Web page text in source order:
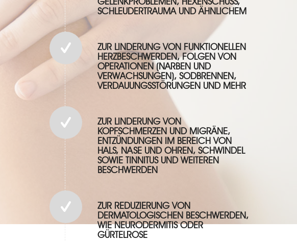
SCHLEUDERTRAUMA UND ÄHNLICHEM
ZUR LINDERUNG VON FUNKTIONELLEN
HERZBESCHWERDEN, FOLGEN VON
OPERATIONEN (NARBEN UND
VERWACHSUNGEN), SODBRENNEN,
VERDAUUNGSSTÖRUNGEN UND MEHR
ZUR LINDERUNG VON
KOPFSCHMERZEN UND MIGRÄNE,
ENTZÜNDUNGEN IM BEREICH VON
HALS, NASE UND OHREN, SCHWINDEL
SOWIE TINNITUS UND WEITEREN
BESCHWERDEN
ZUR REDUZIERUNG VON
DERMATOLOGISCHEN BESCHWERDEN,
WIE NEURODERMITIS ODER
GÜRTELROSE